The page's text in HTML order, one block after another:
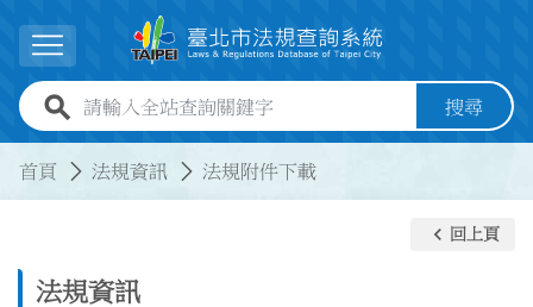
展開選單
全站查詢關鍵字欄位 搜尋
首頁 法規資訊 法規附件下載
法規資訊
keyboard_arrow_left 回上頁